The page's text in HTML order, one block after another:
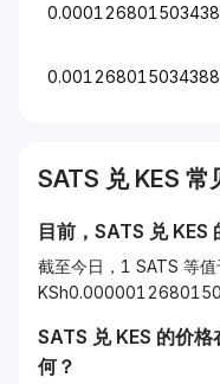
SATS 兑 KES 常
目前， SATS 兑 KES
截至今日，1 SATS 等值
SATS 兑 KES 的价格
何？